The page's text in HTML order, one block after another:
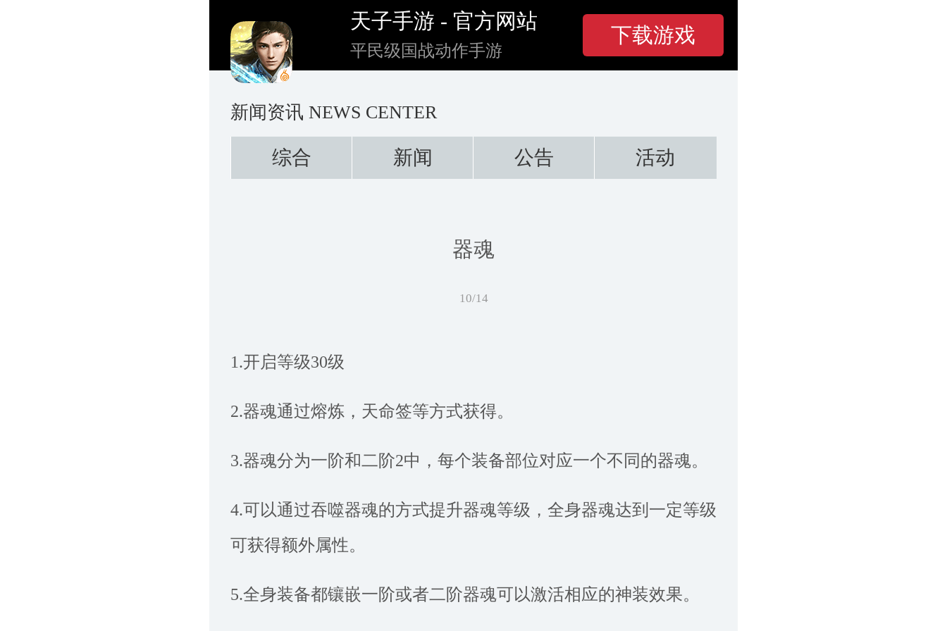
下载游戏
天子手游 - 官方网站
平民级国战动作手游
新闻资讯 NEWS CENTER
综合 新闻 公告 活动
器魂
10/14
1.开启等级30级
2.器魂通过熔炼，天命签等方式获得。
3.器魂分为一阶和二阶2中，每个装备部位对应一个不同的器魂。
4.可以通过吞噬器魂的方式提升器魂等级，全身器魂达到一定等级
可获得额外属性。
5.全身装备都镶嵌一阶或者二阶器魂可以激活相应的神装效果。